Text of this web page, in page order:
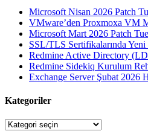
Microsoft Nisan 2026 Patch
VMware’den Proxmoxa VM
Microsoft Mart 2026 Patch
SSL/TLS Sertifikalarında
Redmine Active Directory
Redmine Sidekiq Kurulum
Exchange Server Şubat 2026
Kategoriler
Kategoriler